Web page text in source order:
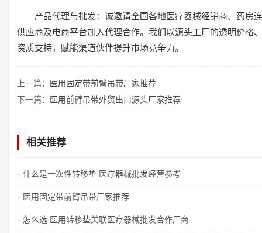
产品代理与批发：诚邀请全国各地医疗器械经销商、药房
供应商及电商平台加入代理合作。我们以源头工厂的透明价格
资质支持，赋能渠道伙伴提升市场竞争力。
上一篇： 医用固定带前臂吊带厂家推荐
下一篇： 医用前臂吊带外贸出口源头厂家推荐
相关推荐
- 什么是一次性转移垫 医疗器械批发经营参考
- 医用固定带前臂吊带厂家推荐
- 怎么选 医用转移垫关联医疗器械批发合作厂商